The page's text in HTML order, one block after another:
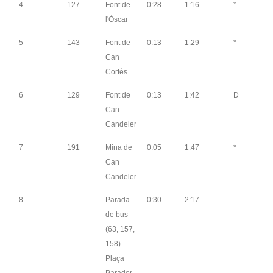
4 127
Font de
l'Òscar
0:28 1:16 *
5 143
Font de
Can
Cortès
0:13 1:29 *
6 129
Font de
Can
Candeler
0:13 1:42 D
7 191
Mina de
Can
Candeler
0:05 1:47 *
8
Parada
de bus
(63, 157,
158).
Plaça
0:30 2:17